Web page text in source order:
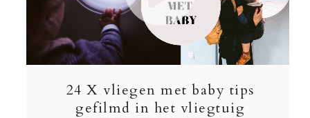
24 X vliegen met baby tips
gefilmd in het vliegtuig